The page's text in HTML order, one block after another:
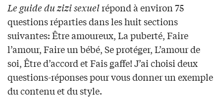
Le guide du zizi sexuelrépond à environ 75
questions réparties dans les huit sections
suivantes: Être amoureux, La puberté, Faire
l’amour, Faire un bébé, Se protéger, L’amour de
soi, Être d’accord et Fais gaffe! J’ai choisi deux
questions-réponses pour vous donner un exemple
du contenu et du style.